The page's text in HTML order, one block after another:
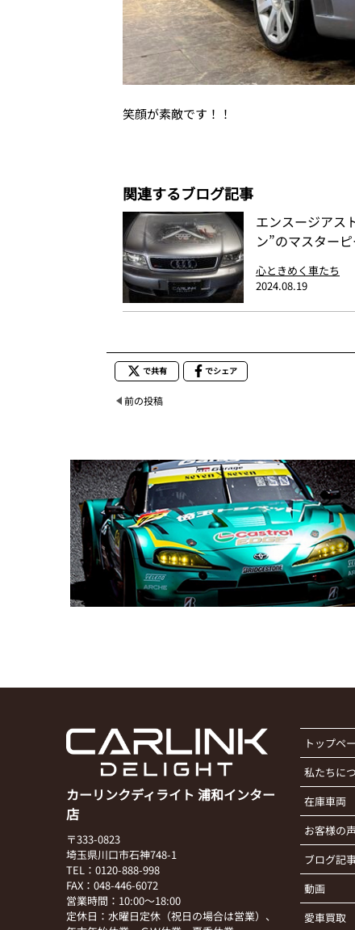
笑顔が素敵です！！
関連するブログ記事
エンスージアス
ン”のマスター
心ときめく車たち
2024.08.19
で共有 でシェア
前の投稿
カーリンクディライト 浦和インター
店
〒333-0823
埼玉県川口市石神748-1
TEL：0120-888-998
FAX：048-446-6072
営業時間：10:00～18:00
定休日：水曜日定休（祝日の場合は営業）、
トップペ
私たちに
在庫車両
お客様の声
ブログ記
動画
愛車買取